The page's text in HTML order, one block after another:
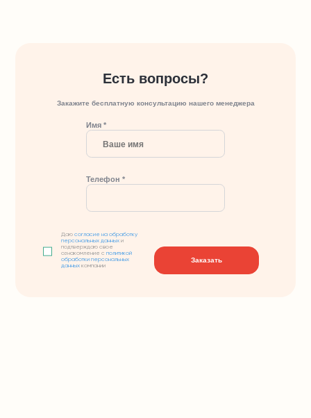
Есть вопросы?
Закажите бесплатную консультацию нашего менеджера
Имя *
Телефон *
Даюсогласие на обработку
персональных данных и
подтверждаю свое
ознакомление сполитикой
обработки персональных
данных компании
Заказать